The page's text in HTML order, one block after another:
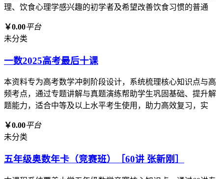
理、饮食心理学感兴趣的初学者及希望改善饮食习惯的普通
￥0.00平台
未分类
一数2025高考最后十课
本资料专为高考数学冲刺阶段设计，系统梳理核心知识点与高
频考点，通过专题讲解与真题演练帮助学生巩固基础、提升解
题能力，适合中等及以上水平考生使用，助力高效复习，实
￥0.00平台
未分类
五年级奥数年卡（竞赛班）［60讲 张新刚］